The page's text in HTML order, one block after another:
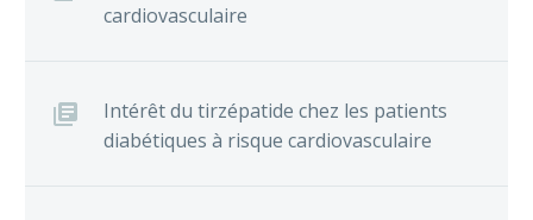
cardiovasculaire
Intérêt du tirzépatide chez les patients
diabétiques à risque cardiovasculaire